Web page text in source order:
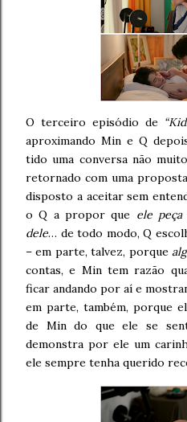
O terceiro episódio de
aproximando Min e Q
tido uma conversa não
retornado com uma proposta
disposto a aceitar sem
o Q a propor que ele
dele… de todo modo, Q
– em parte, talvez, porque
contas, e Min tem razão
ficar andando por aí e
em parte, também, porque
de Min do que ele se
demonstra por ele um
ele sempre tenha querido